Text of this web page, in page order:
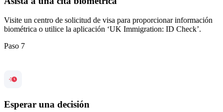
Visite un centro de solicitud de visa para proporcionar información
biométrica o utilice la aplicación ‘UK Immigration: ID Check’.
Paso 7
Esperar una decisión